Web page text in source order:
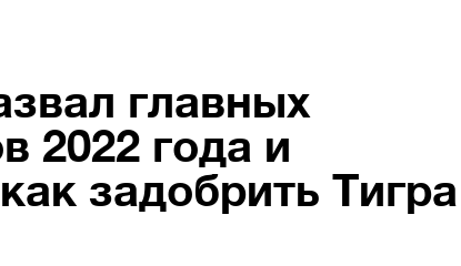
главных
2022 года и
задобрить Тигра